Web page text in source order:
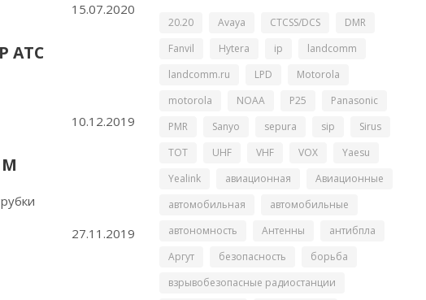
15.07.2020
АТС
10.12.2019
27.11.2019
20.20 Avaya CTCSS/DCS
DMR
Fanvil
Hytera ip
landcomm
landcomm.ru
LPD
Motorola
motorola
NOAA P25
Panasonic
PMR
Sanyo sepura sip
Sirus
TOT
UHF VHF VOX
Yaesu
Yealink
авиационная
Авиационные
автомобильная
автомобильные
автономность
Антенны
антибпла
Аргут
безопасность
борьба
взрывобезопасные радиостанции